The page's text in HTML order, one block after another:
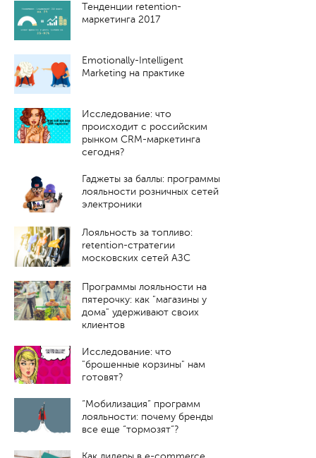
Тенденции retention-
маркетинга 2017
Emotionally-Intelligent
Marketing на практике
Исследование: что
происходит с российским
рынком CRM-маркетинга
сегодня?
Гаджеты за баллы: программы
лояльности розничных сетей
электроники
Лояльность за топливо:
retention-стратегии
московских сетей АЗС
Программы лояльности на
пятерочку: как "магазины у
дома" удерживают своих
клиентов
Исследование: что
"брошенные корзины" нам
готовят?
“Мобилизация” программ
лояльности: почему бренды
все еще “тормозят”?